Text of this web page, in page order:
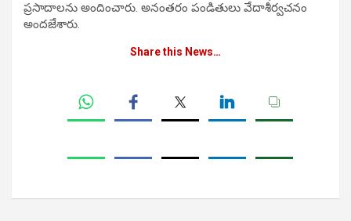
ప్రసాదాలను అందించారు. అనంతరం పండితులు వేదాశీర్వచనం
అందజేశారు.
Share this News…